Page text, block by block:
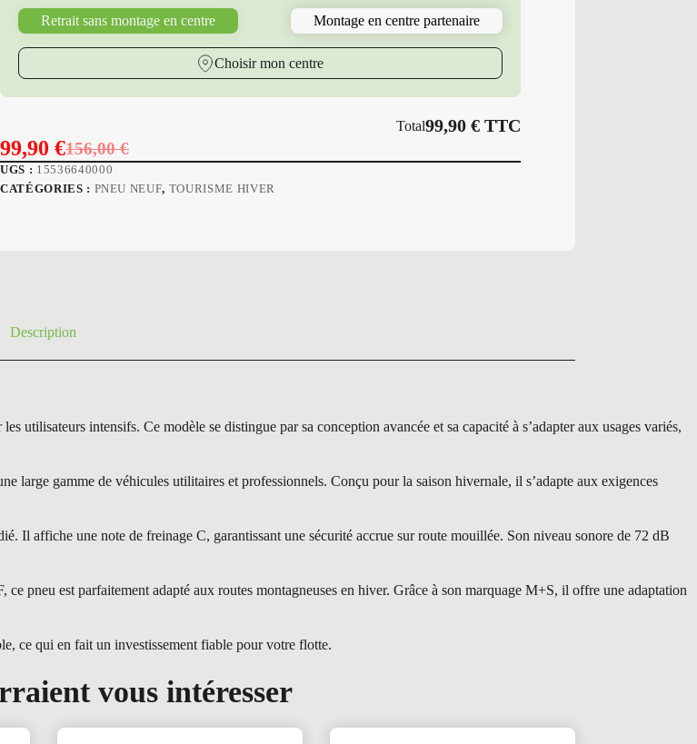
215/60R16
99
Retrait sans montage en centre
Montage en centre partenaire
Choisir mon centre
Total99,90 €TTC
156,00€
Le
prix
99,90€Le
prix
UGS : 15536640000
CATÉGORIES : PNEU NEUF, TOURISME HIVER
Description
intensifs. Ce modèle se distingue par sa conception avancée et sa capacité à s’adapter aux usages variés,
large gamme de véhicules utilitaires et professionnels. Conçu pour la saison hivernale, il s’adapte aux exigences
Il affiche une note de freinage C, garantissant une sécurité accrue sur route mouillée. Son niveau sonore de 72 dB
pneu est parfaitement adapté aux routes montagneuses en hiver. Grâce à son marquage M+S, il offre une adaptation
ce qui en fait un investissement fiable pour votre flotte.
vous intéresser